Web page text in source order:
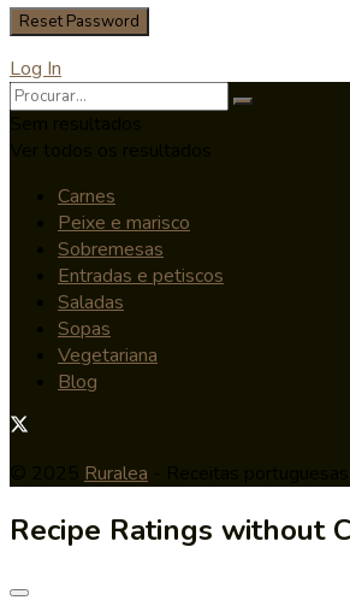
Log In
Carnes
Peixe e marisco
Sobremesas
Entradas e petiscos
Saladas
Sopas
Vegetariana
Blog
Ruralea
Recipe Ratings without